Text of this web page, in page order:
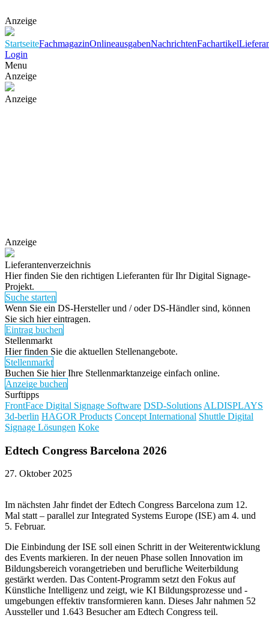
Anzeige
StartseiteFachmagazinOnlineausgabenNachrichtenFachartikel
Login
Menu
Anzeige
Anzeige
Anzeige
Lieferantenverzeichnis
Hier finden Sie den richtigen Lieferanten für Ihr Digital Signage-
Projekt.
Suche starten
Wenn Sie ein DS-Hersteller und / oder DS-Händler sind, können
Sie sich hier eintragen.
Eintrag buchen
Stellenmarkt
Hier finden Sie die aktuellen Stellenangebote.
Stellenmarkt
Buchen Sie hier Ihre Stellenmarktanzeige einfach online.
Anzeige buchen
Surftipps
FrontFace Digital Signage Software DSD-Solutions ALDISPLAYS
3d-berlin HAGOR Products Concept International Shuttle Digital
Signage Lösungen Koke
Edtech Congress Barcelona 2026
27. Oktober 2025
Im nächsten Jahr findet der Edtech Congress Barcelona zum 12.
Mal statt – parallel zur Integrated Systems Europe (ISE) am 4. und
5. Februar.
Die Einbindung der ISE soll einen Schritt in der Weiterentwicklung
des Events markieren. In der neuen Phase sollen Innovation im
Bildungsbereich vorangetrieben und berufliche Weiterbildung
gestärkt werden. Das Content-Programm setzt den Fokus auf
Künstliche Intelligenz und zeigt, wie KI Bildungsprozesse und -
umgebungen effektiv transformieren kann. Dieses Jahr nahmen 52
Aussteller und 1.643 Besucher am Edtech Congress teil.